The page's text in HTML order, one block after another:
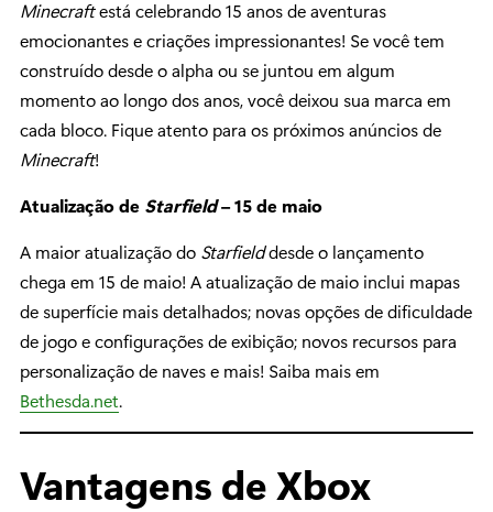
Minecraftestá celebrando 15 anos de aventuras
emocionantes e criações impressionantes! Se você tem
construído desde o alpha ou se juntou em algum
momento ao longo dos anos, você deixou sua marca em
cada bloco. Fique atento para os próximos anúncios de
Minecraft!
Atualização de Starfield– 15 de maio
A maior atualização do Starfielddesde o lançamento
chega em 15 de maio! A atualização de maio inclui mapas
de superfície mais detalhados; novas opções de dificuldade
de jogo e configurações de exibição; novos recursos para
personalização de naves e mais! Saiba mais em
Bethesda.net.
Vantagens de Xbox